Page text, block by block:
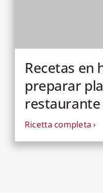
Recetas en
preparar
restaurante
Ricetta completa ›